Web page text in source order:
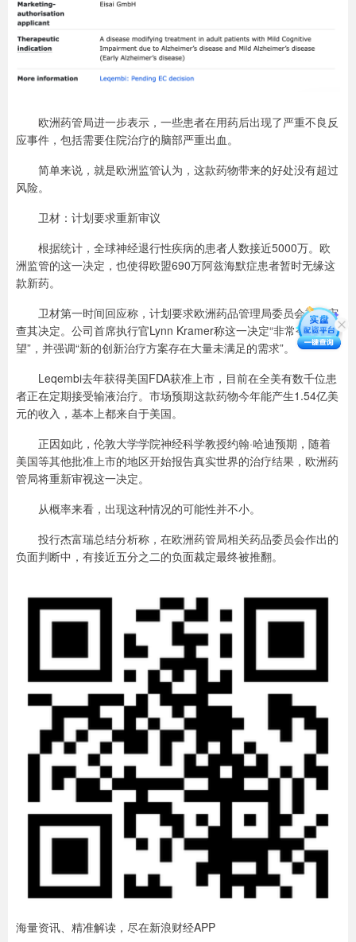
欧洲药管局进一步表示，一些患者在用药后出现了严重不良反
应事件，包括需要住院治疗的脑部严重出血。
简单来说，就是欧洲监管认为，这款药物带来的好处没有超过
风险。
卫材：计划要求重新审议
根据统计，全球神经退行性疾病的患者人数接近5000万。欧
洲监管的这一决定，也使得欧盟690万阿兹海默症患者暂时无缘这
款新药。
卫材第一时间回应称，计划要求欧洲药品管理局委员会重新审
查其决定。公司首席执行官Lynn Kramer称这一决定“非常令人失
望”，并强调“新的创新治疗方案存在大量未满足的需求”。
Leqembi去年获得美国FDA获准上市，目前在全美有数千位患
者正在定期接受输液治疗。市场预期这款药物今年能产生1.54亿美
元的收入，基本上都来自于美国。
正因如此，伦敦大学学院神经科学教授约翰·哈迪预期，随着
美国等其他批准上市的地区开始报告真实世界的治疗结果，欧洲药
管局将重新审视这一决定。
从概率来看，出现这种情况的可能性并不小。
投行杰富瑞总结分析称，在欧洲药管局相关药品委员会作出的
负面判断中，有接近五分之二的负面裁定最终被推翻。
海量资讯、精准解读，尽在新浪财经APP